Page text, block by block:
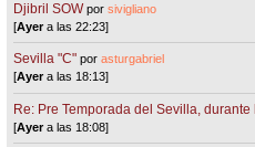
Djibril SOW porsivigliano
[Ayera las 22:23]
Sevilla "C"porasturgabriel
[Ayera las 18:13]
Re: Pre Temporada del Sevilla, durante
[Ayera las 18:08]